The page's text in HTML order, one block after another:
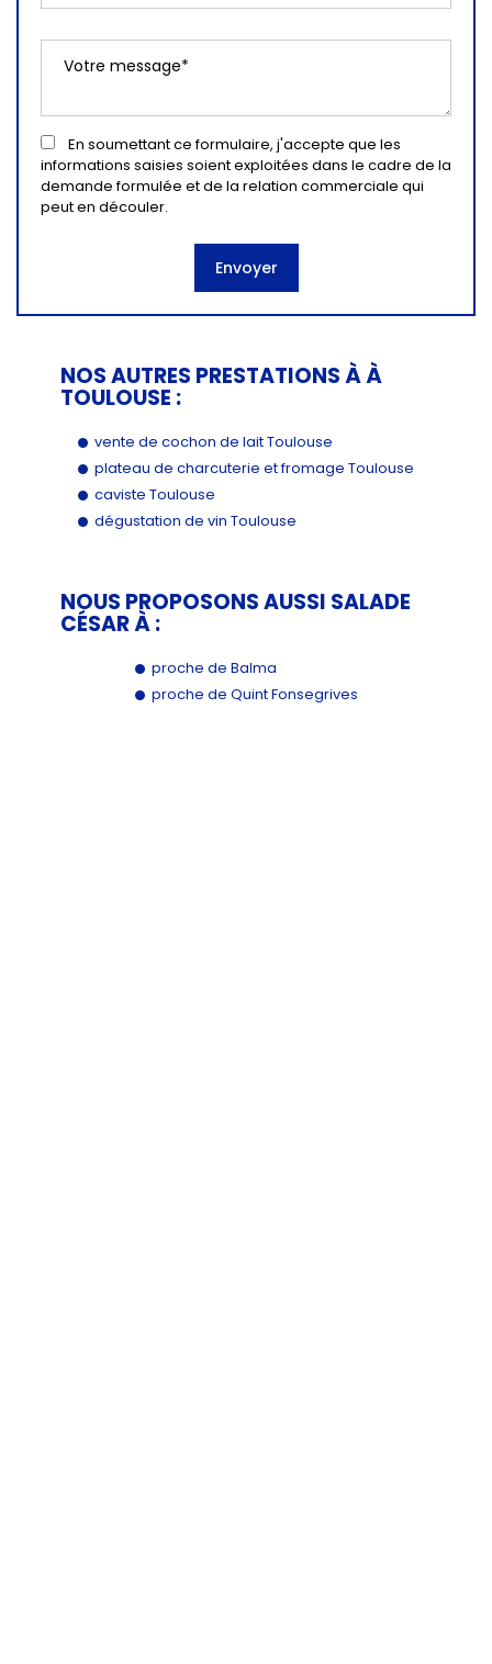
En soumettant ce formulaire, j'accepte que les
informations saisies soient exploitées dans le cadre de la
demande formulée et de la relation commerciale qui
peut en découler.
NOS AUTRES PRESTATIONS À À
TOULOUSE :
vente de cochon de lait Toulouse
plateau de charcuterie et fromage Toulouse
caviste Toulouse
dégustation de vin Toulouse
NOUS PROPOSONS AUSSI SALADE
CÉSAR À :
proche de Balma
proche de Quint Fonsegrives